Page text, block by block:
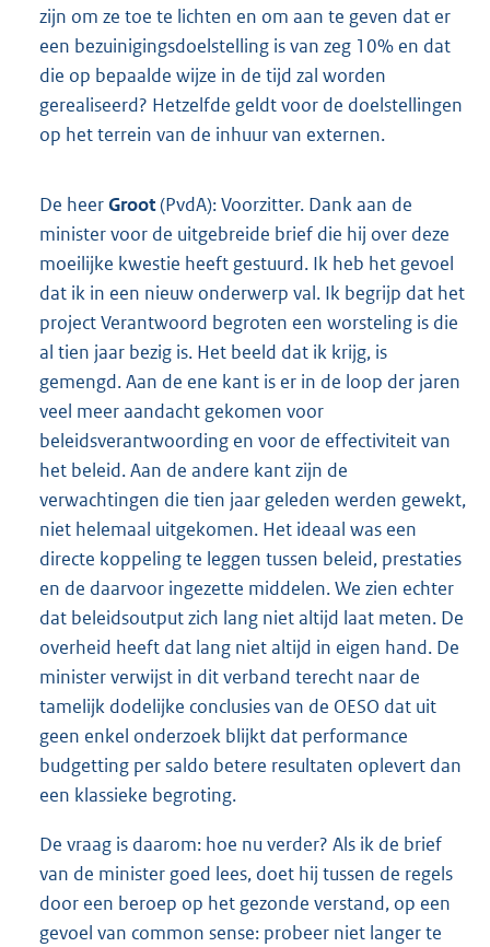
zijn om ze toe te lichten en om aan te geven dat er
een bezuinigingsdoelstelling is van zeg 10% en dat
die op bepaalde wijze in de tijd zal worden
gerealiseerd? Hetzelfde geldt voor de doelstellingen
op het terrein van de inhuur van externen.
De heerGroot(PvdA): Voorzitter. Dank aan de
minister voor de uitgebreide brief die hij over deze
moeilijke kwestie heeft gestuurd. Ik heb het gevoel
dat ik in een nieuw onderwerp val. Ik begrijp dat het
project Verantwoord begroten een worsteling is die
al tien jaar bezig is. Het beeld dat ik krijg, is
gemengd. Aan de ene kant is er in de loop der jaren
veel meer aandacht gekomen voor
beleidsverantwoording en voor de effectiviteit van
het beleid. Aan de andere kant zijn de
verwachtingen die tien jaar geleden werden gewekt,
niet helemaal uitgekomen. Het ideaal was een
directe koppeling te leggen tussen beleid, prestaties
en de daarvoor ingezette middelen. We zien echter
dat beleidsoutput zich lang niet altijd laat meten. De
overheid heeft dat lang niet altijd in eigen hand. De
minister verwijst in dit verband terecht naar de
tamelijk dodelijke conclusies van de OESO dat uit
geen enkel onderzoek blijkt dat performance
budgetting per saldo betere resultaten oplevert dan
een klassieke begroting.
De vraag is daarom: hoe nu verder? Als ik de brief
van de minister goed lees, doet hij tussen de regels
door een beroep op het gezonde verstand, op een
gevoel van common sense: probeer niet langer te